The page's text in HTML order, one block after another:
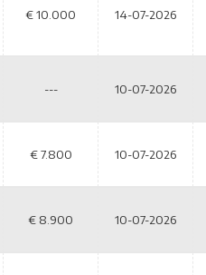
€10.000 14-07-2026
--- 10-07-2026
€ 7.800 10-07-2026
€ 8.900 10-07-2026